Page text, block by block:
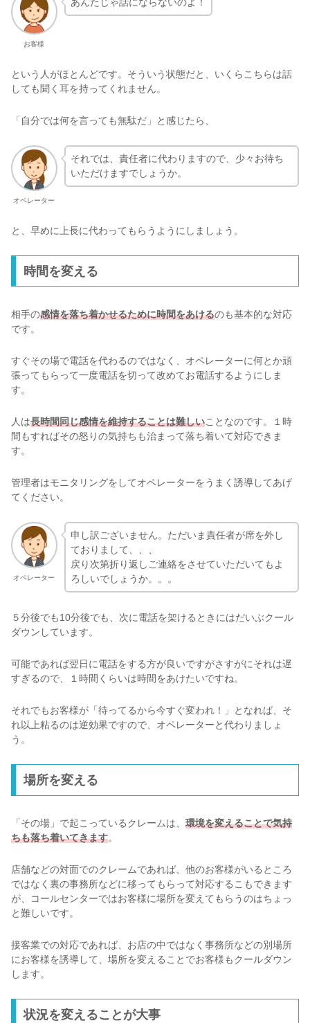
お客様
という人がほとんどです。そういう状態だと、いくらこちらは話
しても聞く耳を持ってくれません。
「自分では何を言っても無駄だ」と感じたら、
オペレーター
それでは、責任者に代わりますので、少々お待ち
いただけますでしょうか。
と、早めに上長に代わってもらうようにしましょう。
時間を変える
相手の感情を落ち着かせるために時間をあけるのも基本的な対応
です。
すぐその場で電話を代わるのではなく、オペレーターに何とか頑
張ってもらって一度電話を切って改めてお電話するようにしま
す。
人は長時間同じ感情を維持することは難しいことなのです。１時
間もすればその怒りの気持ちも治まって落ち着いて対応できま
す。
管理者はモニタリングをしてオペレーターをうまく誘導してあげ
てください。
オペレーター
申し訳ございません。ただいま責任者が席を外し
ておりまして、、、
戻り次第折り返しご連絡をさせていただいてもよ
ろしいでしょうか。。。
５分後でも10分後でも、次に電話を架けるときにはだいぶクール
ダウンしています。
可能であれば翌日に電話をする方が良いですがさすがにそれは遅
すぎるので、１時間くらいは時間をあけたいですね。
それでもお客様が「待ってるから今すぐ変われ！」となれば、そ
れ以上粘るのは逆効果ですので、オペレーターと代わりましょ
う。
場所を変える
「その場」で起こっているクレームは、 環境を変えることで気持
ちも落ち着いてきます。
店舗などの対面でのクレームであれば、他のお客様がいるところ
ではなく裏の事務所などに移ってもらって対応するこもできます
が、コールセンターではお客様に場所を変えてもらうのはちょっ
と難しいです。
接客業での対応であれば、お店の中ではなく事務所などの別場所
にお客様を誘導して、場所を変えることでお客様もクールダウン
します。
状況を変えることが大事